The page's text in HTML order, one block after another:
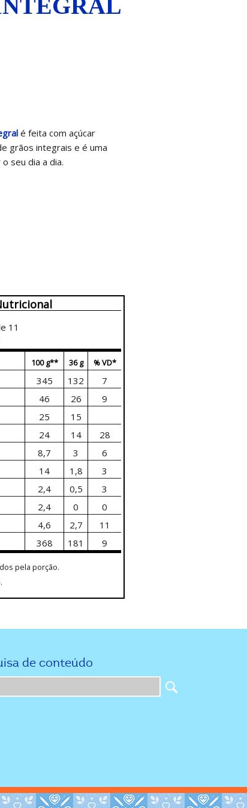
é feita com açúcar
grãos integrais e é uma
seu dia a dia.
11
100 g** 36 g % VD*
345 132
7
46 26
9
25
15
24 14
28
8,7 3
6
14 1,8
3
2,4 0,5
3
2,4 0
0
4,6 2,7
11
368 181 9
pela porção.
de conteúdo